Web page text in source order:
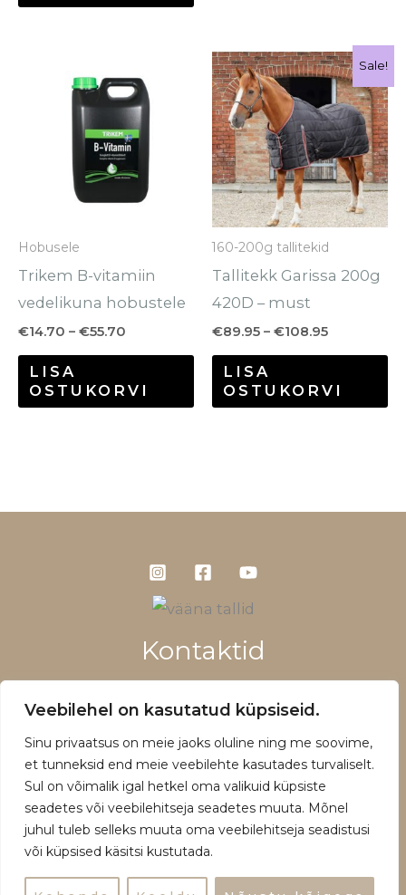
Veebilehel on kasutatud küpsiseid.
Sinu privaatsus on meie jaoks oluline ning me soovime,
et tunneksid end meie veebilehte kasutades turvaliselt.
Sul on võimalik igal hetkel oma valikuid küpsiste
seadetes või veebilehitseja seadetes muuta. Mõnel
juhul tuleb selleks muuta oma veebilehitseja seadistusi
või küpsised käsitsi kustutada.
Hobusele
Trikem B-vitamiin
vedelikuna hobustele
€14.70 – €55.70
Hinnavahemik:
€14.70
kuni
€55.70
LISA
OSTUKORVI
Sellel
tootel
on
mitu
varianti.
Valikuid
saab
teha
tootelehel.
Sale!
160-200g tallitekid
Tallitekk Garissa 200g
420D – must
€89.95 – €108.95
€89.95
kuni
€108.95
LISA
OSTUKORVI
Kontaktid
+372 5660 1028
Müügitingimused ja privaatsuspoliitika
Copyright © 2026 | Powered by Vääna Tallid